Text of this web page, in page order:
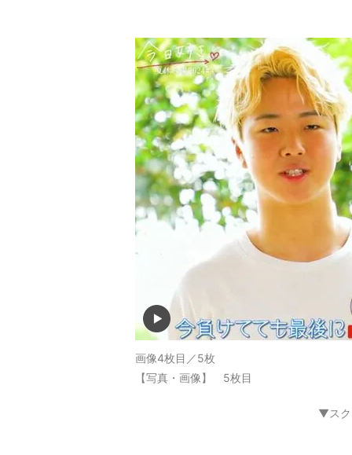
画像4枚目／5枚
【写真・画像】 5枚目
▼スク